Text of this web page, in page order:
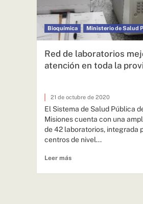
Bioquímica Ministerio de Salud
Red de laboratorios
atención en toda la
21 de octubre de 2020
El Sistema de Salud Pública
Misiones cuenta con una
de 42 laboratorios, integrada
centros de nivel...
Leer más